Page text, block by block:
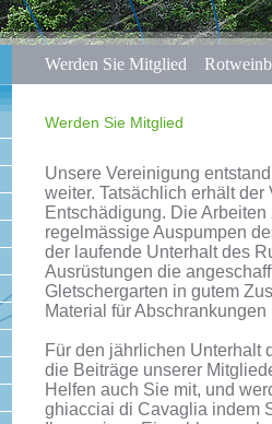
Werden Sie Mitglied
Werden Sie Mitglied
Unsere Vereinigung
weiter. Tatsächlich erhält
Entschädigung. Die
regelmässige Auspumpen
der laufende Unterhalt des
Ausrüstungen die
Gletschergarten in gutem
Material für Abschrankungen
Für den jährlichen Unterhalt
die Beiträge unserer
Helfen auch Sie mit, und
ghiacciai di Cavaglia indem